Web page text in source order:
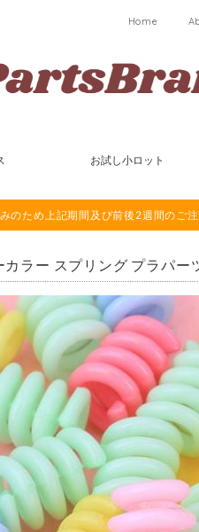
Home
お試し小ロット
のため上記期間及び前後2週間のご
ラー スプリング プラパー